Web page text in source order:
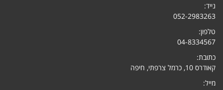
נייד:
052-2983263
טלפון:
04-8334567
כתובת:
קאודרס 10, כרמל צרפתי, חיפ
ה
מייל: